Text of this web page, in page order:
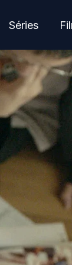
Séries